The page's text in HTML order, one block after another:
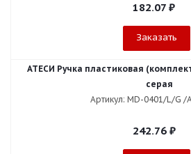
182.07 ₽
Заказать
АТЕСИ Ручка пластиковая
серая
Артикул: МD-0401/L/G /
242.76₽